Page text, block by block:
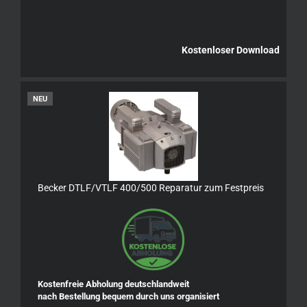
Kostenloser Download
NEU
Becker DTLF/VTLF 400/500 Reparatur zum Festpreis
Kostenfreie Abholung deutschlandweit
nach Bestellung bequem durch uns organisiert